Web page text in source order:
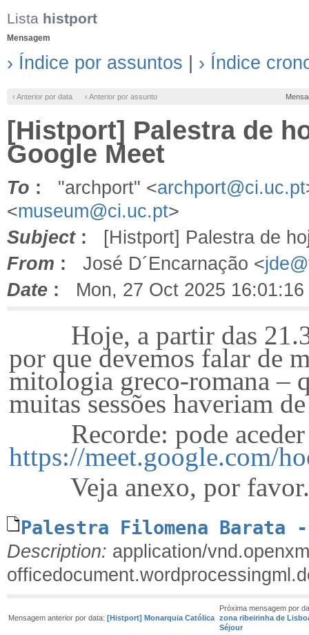
Lista histport
Mensagem
› Índice por assuntos › Índice
‹ Anterior por data ‹ Anterior por assunto
[Histport] Palestra de
Google Meet
To : "archport" <archport@ci.uc.pt
<museum@ci.uc.pt>
Subject: [Histport] Palestra de
From : José D´Encarnação <
Date : Mon, 27 Oct 2025 16:01:16
Hoje, a partir das
por que devemos falar de
mitologia greco-romana –
muitas sessões haveriam
Recorde: pode aceder
https://meet.google.com/
Veja anexo, por favor.
Palestra Filomena Barata
Description: application/
Mensagem anterior por data: [Histport] Monarquia Católica
Próxima mensagem por
zona ribeirinha de
Séjour